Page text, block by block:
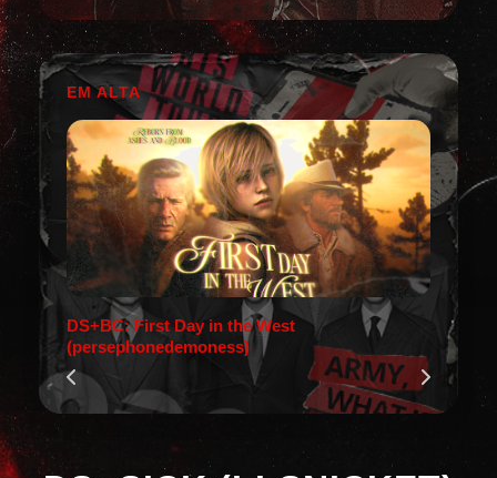
EM ALTA
DS+BC: First Day in the West
(persephonedemoness)